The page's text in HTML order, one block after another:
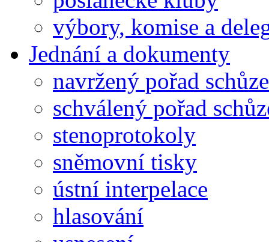
výbory, komise a
Jednání a dokumenty
navržený pořad schůze
schválený pořad
stenoprotokoly
sněmovní tisky
ústní interpelace
hlasování